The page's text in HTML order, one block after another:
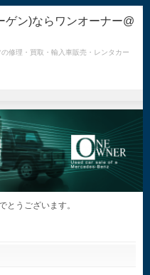
ゲン)ならワンオーナー@
修理・買取・輸入車販売・レンタカー
とうございます。